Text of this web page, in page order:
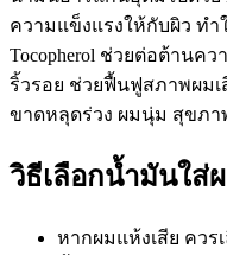
ความแข็งแรงให้กับผิว ทำ
Tocopherol ช่วยต่อต้านค
ริ้วรอย ช่วยฟื้นฟูสภาพผมเ
ขาดหลุดร่วง ผมนุ่ม สุขภา
วิธีเลือกน้ำมันใส่
หากผมแห้งเสีย คว